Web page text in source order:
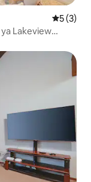
5 (3)
Lakeview